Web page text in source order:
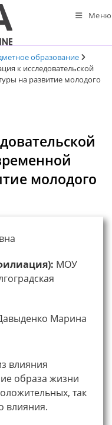
Меню
образование
к исследовательской
на развитие молодого
молодого
МОУ
Марина
влияния
образа жизни
так
влияния.